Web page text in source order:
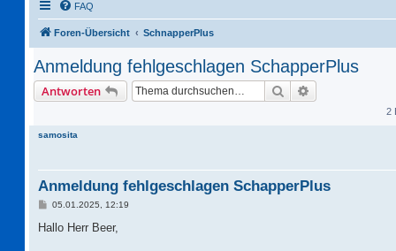
FAQ
Foren-Übersicht SchnapperPlus
Anmeldung fehlgeschlagen SchapperPlus
Antworten Suche
2
samosita
Anmeldung fehlgeschlagen SchapperPlus
B
i
05.01.2025, 12:19
Hallo Herr Beer,